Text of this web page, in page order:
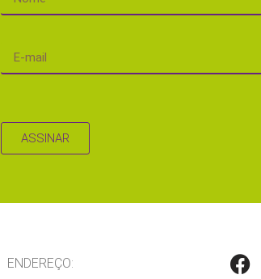
ASSINAR
ENDEREÇO: